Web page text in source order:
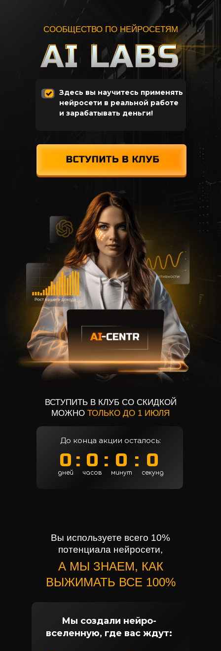
СООБЩЕСТВО ПО НЕЙРОСЕТЯМ
ВСТУПИТЬ В КЛУБ СО СКИДКОЙ
МОЖНО ТОЛЬКО ДО 1 ИЮЛЯ
До конца акции осталось:
0
дней
: 0
часов
: 0
минут
: 0
секунд
Здесь вы научитесь применять
нейросети в реальной работе
и зарабатывать деньги!
Вы используете всего 10%
потенциала нейросети,
А МЫ ЗНАЕМ, КАК
ВЫЖИМАТЬ ВСЕ 100%
Мы создали нейро-
вселенную, где вас ждут: